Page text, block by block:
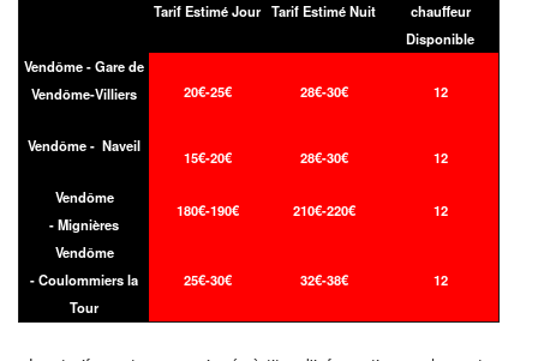
Tarif Estimé Jour Tarif Estimé Nuit
chauffeur
Disponible
Vendôme - Gare de
Vendôme-Villiers
20€-25€ 28€-30€ 12
Vendôme - Naveil
15€-20€ 28€-30€ 12
Vendôme
- Mignières
180€-190€ 210€-220€ 12
Vendôme
- Coulommiers la
Tour
25€-30€ 32€-38€ 12